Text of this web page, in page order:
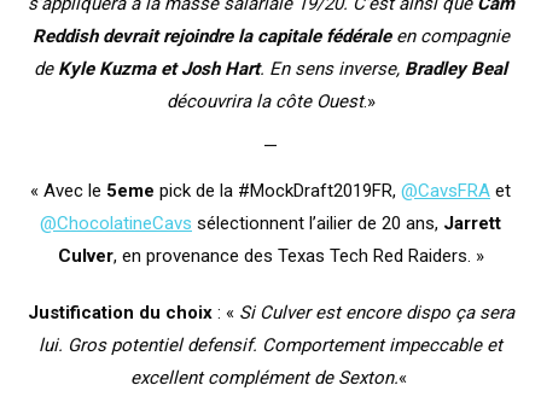
Reddish devrait rejoindre la capitale fédéraleen compagnie
de Kyle Kuzma et Josh Hart. En sens inverse, Bradley Beal
découvrira la côte Ouest.»
—
« Avec le 5eme pick de la #MockDraft2019FR, @CavsFRA et
@ChocolatineCavs sélectionnent l’ailier de 20 ans, Jarrett
Culver, en provenance des Texas Tech Red Raiders. »
Justification du choix: « Si Culver est encore dispo ça sera
lui. Gros potentiel defensif. Comportement impeccable et
excellent complément de Sexton.«